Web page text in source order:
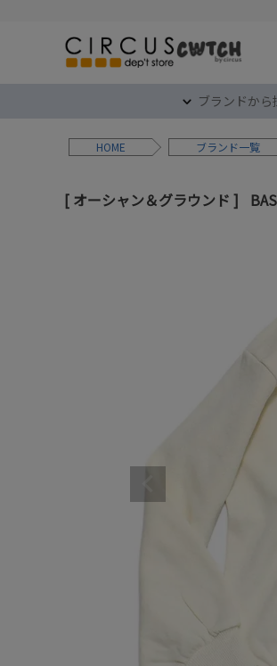
検索
ブランドから
HOME ブランド
オーシャン＆グラウンド